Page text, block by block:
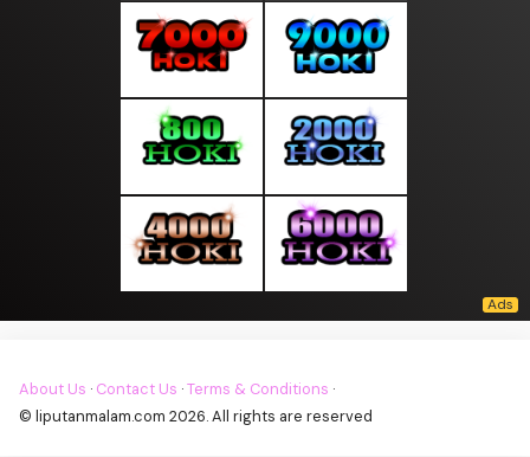
About Us · Contact Us ·Terms & Conditions ·
© liputanmalam.com 2026. All rights are reserved